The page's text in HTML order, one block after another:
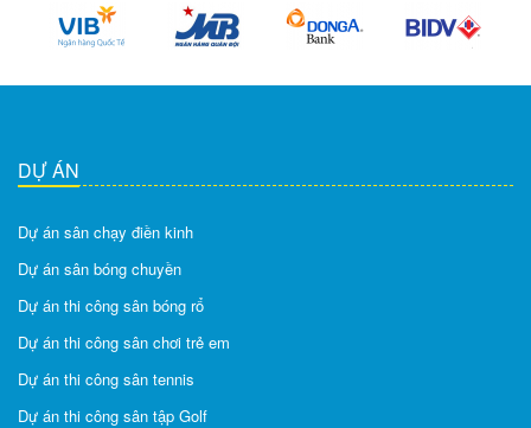
DỰ ÁN
Dự án sân chạy điền kinh
Dự án sân bóng chuyền
Dự án thi công sân bóng rổ
Dự án thi công sân chơi trẻ em
Dự án thi công sân tennis
Dự án thi công sân tập Golf